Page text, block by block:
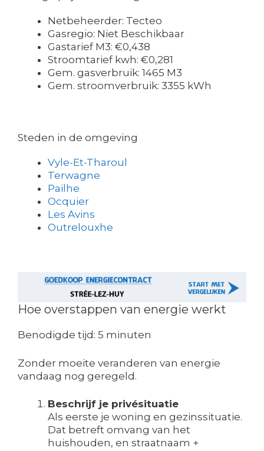
Netbeheerder: Tecteo
Gasregio: Niet Beschikbaar
Gastarief M3: €0,438
Stroomtarief kwh: €0,281
Gem. gasverbruik: 1465 M3
Gem. stroomverbruik: 3355 kWh
Steden in de omgeving
Vyle-Et-Tharoul
Terwagne
Pailhe
Ocquier
Les Avins
Outrelouxhe
Hoe overstappen van energie werkt
Benodigde tijd: 5 minuten
Zonder moeite veranderen van energie
vandaag nog geregeld.
Beschrijf je privésituatie
Als eerste je woning en gezinssituatie.
Dat betreft omvang van het
huishouden, en straatnaam +